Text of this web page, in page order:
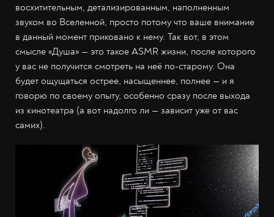
восхитительным, детализированным, наполненным
звуком во Вселенной, просто потому что ваше внимание
в данный момент приковано к нему. Так вот, в этом
смысле «Душа» — это такое ASMR жизни, после которого
у вас не получится смотреть на неё по-старому. Она
будет ощущаться острее, насыщеннее, полнее — и я
говорю по своему опыту, особенно сразу после выхода
из кинотеатра (а вот надолго ли — зависит уже от вас
самих).